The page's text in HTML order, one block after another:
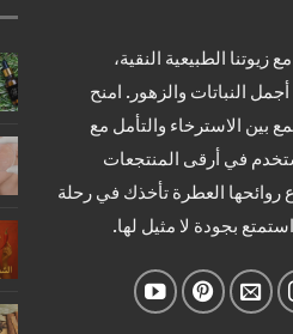
الطبيعية النقية،
النباتات والزهور. امنح
بين الاسترخاء والتأمل مع
في أرقى المنتجعات
روائحها العطرة تأخذك في رحلة
بجودة لا مثيل لها.